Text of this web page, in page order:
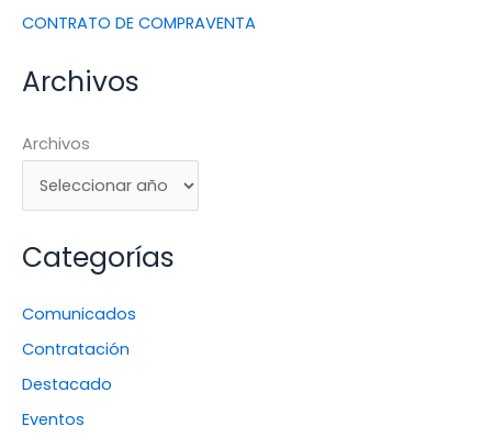
CONTRATO DE COMPRAVENTA
Archivos
Archivos
Categorías
Comunicados
Contratación
Destacado
Eventos